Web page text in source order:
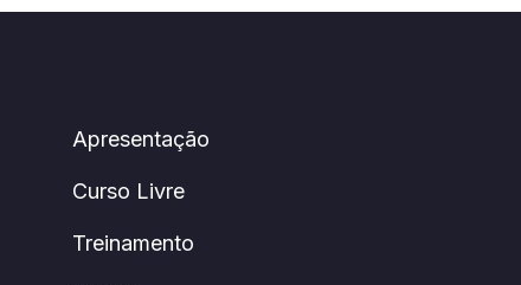
Apresentação
Curso Livre
Treinamento